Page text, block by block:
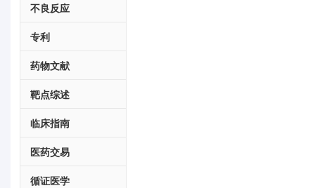
不良反应
专利
药物文献
靶点综述
临床指南
医药交易
循证医学